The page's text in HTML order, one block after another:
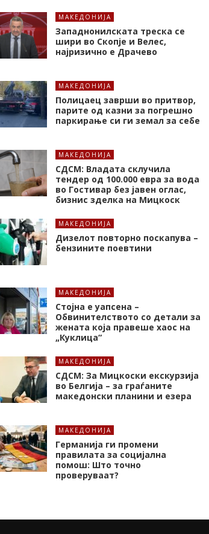
МАКЕДОНИЈА
Западнонилската треска се
шири во Скопје и Велес,
најризично е Драчево
МАКЕДОНИЈА
Полицаец заврши во притвор,
парите од казни за погрешно
паркирање си ги земал за себе
МАКЕДОНИЈА
СДСМ: Владата склучила
тендер од 100.000 евра за вода
во Гостивар без јавен оглас,
бизнис зделка на Мицкоск
МАКЕДОНИЈА
Дизелот повторно поскапува –
бензините поевтини
МАКЕДОНИЈА
Стојна е уапсена –
Обвинителството со детали за
жената која правеше хаос на
„Куклица“
МАКЕДОНИЈА
СДСМ: За Мицкоски екскурзија
во Белгија – за граѓаните
македонски планини и езера
МАКЕДОНИЈА
Германија ги промени
правилата за социјална
помош: Што точно
проверуваат?